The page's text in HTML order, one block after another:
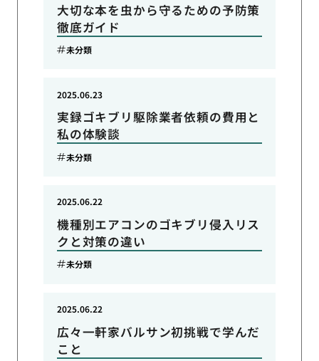
大切な本を虫から守るための予防策
徹底ガイド
未分類
実録ゴキブリ駆除業者依頼の費用と
私の体験談
2025.06.23
未分類
機種別エアコンのゴキブリ侵入リス
クと対策の違い
2025.06.22
未分類
広々一軒家バルサン初挑戦で学んだ
こと
2025.06.22